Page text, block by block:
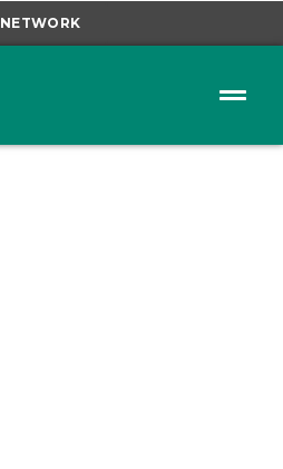
NETWORK